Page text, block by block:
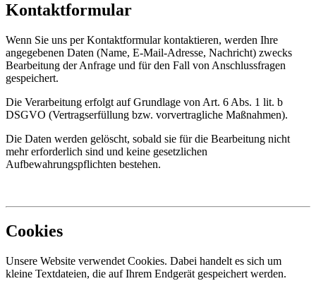
Kontaktformular
Wenn Sie uns per Kontaktformular kontaktieren, werden Ihre
angegebenen Daten (Name, E-Mail-Adresse, Nachricht) zwecks
Bearbeitung der Anfrage und für den Fall von Anschlussfragen
gespeichert.
Die Verarbeitung erfolgt auf Grundlage von Art. 6 Abs. 1 lit. b
DSGVO (Vertragserfüllung bzw. vorvertragliche Maßnahmen).
Die Daten werden gelöscht, sobald sie für die Bearbeitung nicht
mehr erforderlich sind und keine gesetzlichen
Aufbewahrungspflichten bestehen.
Cookies
Unsere Website verwendet Cookies. Dabei handelt es sich um
kleine Textdateien, die auf Ihrem Endgerät gespeichert werden.